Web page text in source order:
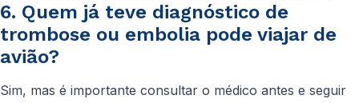
6. Quem já teve diagnóstico de
trombose ou embolia pode viajar de
avião?
Sim, mas é importante consultar o médico antes e seguir